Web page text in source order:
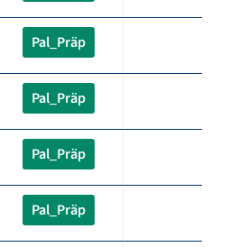
Pal_Präp
Pal_Präp
Pal_Präp
Pal_Präp